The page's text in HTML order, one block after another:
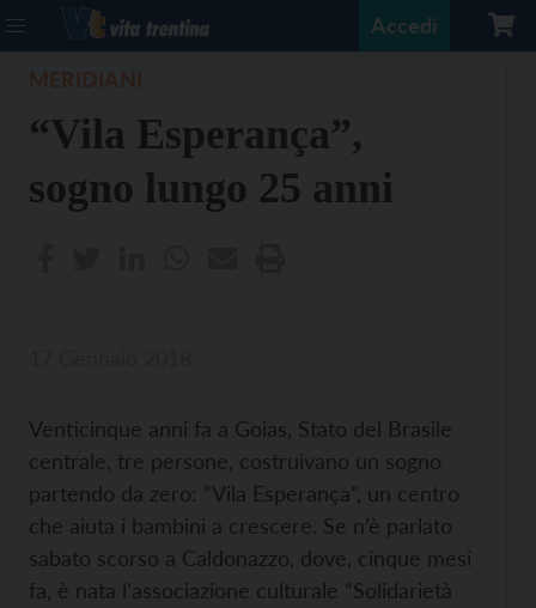
Accedi
“Vila Esperança”,
sogno lungo 25 anni
Venticinque anni fa a Goias, Stato del Brasile
centrale, tre persone, costruivano un sogno
partendo da zero: “Vila Esperança”, un centro
che aiuta i bambini a crescere. Se n’è parlato
sabato scorso a Caldonazzo, dove, cinque mesi
fa, è nata l’associazione culturale “Solidarietà